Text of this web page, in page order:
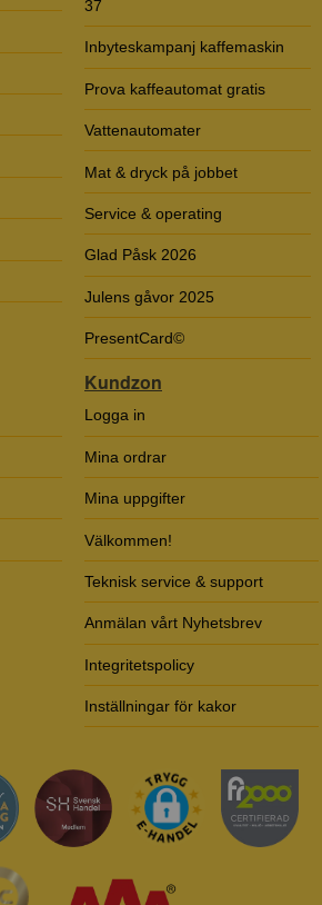
37
Inbyteskampanj kaffemaskin
Prova kaffeautomat gratis
Vattenautomater
Mat & dryck på jobbet
Service & operating
Glad Påsk 2026
Julens gåvor 2025
PresentCard©
Kundzon
Logga in
Mina ordrar
Mina uppgifter
Välkommen!
Teknisk service & support
Anmälan vårt Nyhetsbrev
Integritetspolicy
Inställningar för kakor